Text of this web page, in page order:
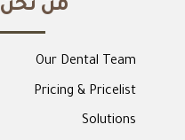
من نحن
Our Dental Team
Pricing & Pricelist
Solutions